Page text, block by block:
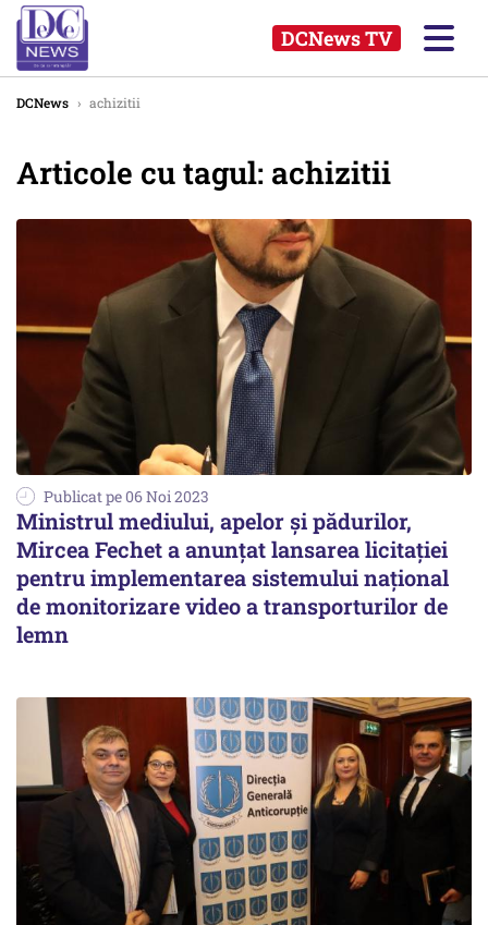
DCNews TV
DCNews › achizitii
Articole cu tagul: achizitii
Publicat pe 06 Noi 2023
Ministrul mediului, apelor şi pădurilor,
Mircea Fechet a anunţat lansarea licitaţiei
pentru implementarea sistemului naţional
de monitorizare video a transporturilor de
lemn